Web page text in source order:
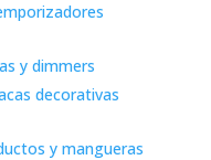
y dimmers
decorativas
y mangueras